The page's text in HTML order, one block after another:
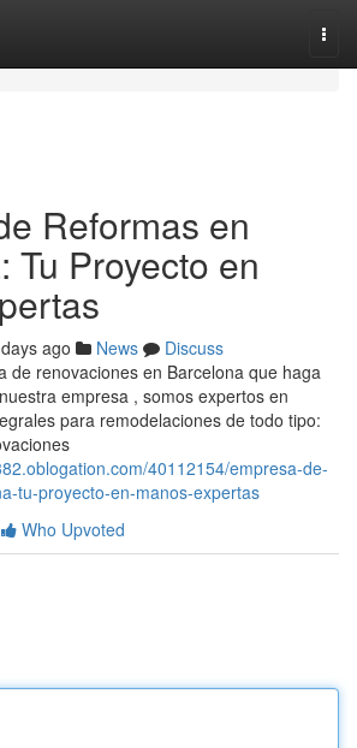
Reformas en
Tu Proyecto en
ago News
Discuss
de renovaciones en Barcelona que haga
empresa , somos expertos en
para remodelaciones de todo tipo:
40112154/empresa-de-
tu-proyecto-en-manos-expertas
Who Upvoted